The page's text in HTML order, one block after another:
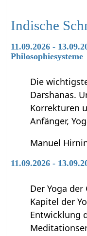
Indische
11.09.2026 -
Philosophiesysteme
Die
Darshanas.
Korrekturen
Anfänger,
Manuel
11.09.2026 -
Der Yoga
Kapitel der
Entwicklung